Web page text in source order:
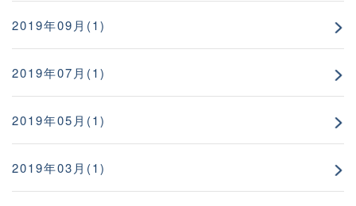
2019年09月(1)
2019年07月(1)
2019年05月(1)
2019年03月(1)